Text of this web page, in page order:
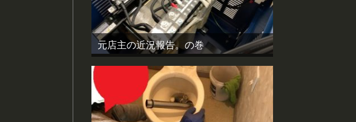
元店主の近況報告。の巻